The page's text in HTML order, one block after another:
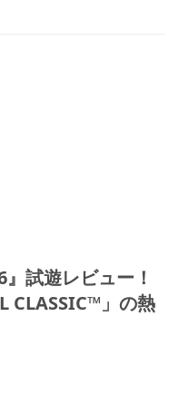
試遊レビュー！
CLASSIC™」の熱